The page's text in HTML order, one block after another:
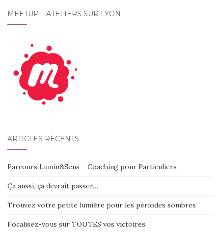
MEETUP – ATELIERS SUR LYON
ARTICLES RÉCENTS
Parcours Lumin&Sens – Coaching pour Particuliers
Ça aussi, ça devrait passer…
Trouvez votre petite lumière pour les périodes sombres
Focalisez-vous sur TOUTES vos victoires